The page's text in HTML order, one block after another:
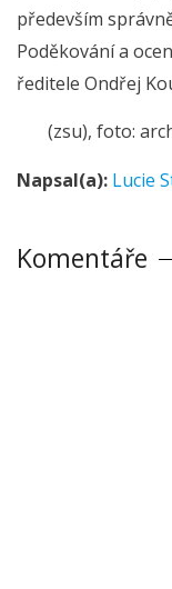
především
Poděkování a
ředitele Ondřej
(zsu), foto:
Napsal(a): Lucie
Komentáře